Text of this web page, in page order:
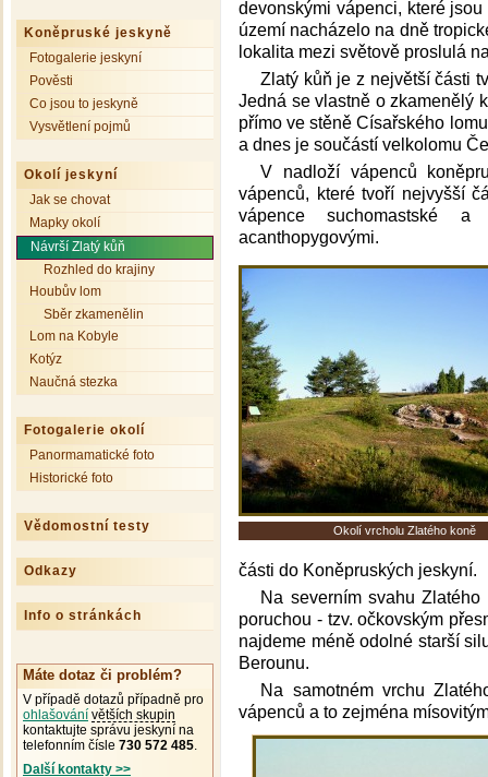
devonskými vápenci, které
území nacházelo na dně
lokalita mezi světově proslulá
Zlatý kůň je z největší části
Jedná se vlastně o zkamenělý
přímo ve stěně Císařského
a dnes je součástí velkolomu
V nadloží vápenců
vápenců, které tvoří nejvyšší
vápence suchomastské
acanthopygovými.
Okolí vrcholu Zlatého koně
části do Koněpruských jeskyní.
Na severním svahu
poruchou - tzv. očkovským
najdeme méně odolné starší
Berounu.
Na samotném vrchu
vápenců a to zejména
Koněpruské jeskyně
Fotogalerie jeskyní
Pověsti
Co jsou to jeskyně
Vysvětlení pojmů
Okolí jeskyní
Jak se chovat
Mapky okolí
Návrší Zlatý kůň
Rozhled do krajiny
Houbův lom
Sběr zkamenělin
Lom na Kobyle
Kotýz
Naučná stezka
Fotogalerie okolí
Panormamatické foto
Historické foto
Vědomostní testy
Odkazy
Info o stránkách
Máte dotaz či problém?
V případě dotazů případně pro
ohlašování větších skupin
kontaktujte správu jeskyní na
telefonním čísle 730 572 485
Další kontakty >>